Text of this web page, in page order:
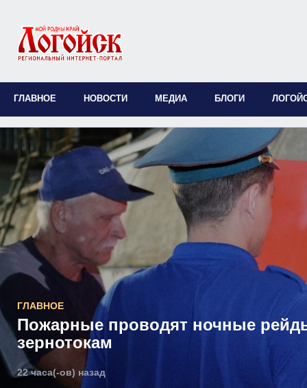
ГЛАВНОЕ НОВОСТИ МЕДИА БЛОГИ
ГЛАВНОЕ
Пожарные проводят ночные
зернотокам
22 часа(-ов) назад